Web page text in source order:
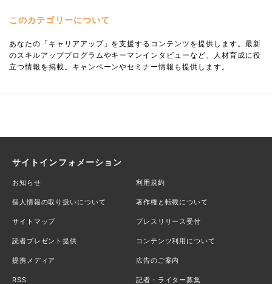
このカテゴリーについて
あなたの「キャリアアップ」を支援するコンテンツを提供します。最新
のスキルアッププログラムやキーマンインタビューなど、人材育成に役
立つ情報を掲載。キャンペーンやセミナー情報も提供します。
サイトインフォメーション
お知らせ 利用規約
個人情報の取り扱いについて 著作権と転載について
サイトマップ プレスリリース受付
読者プレゼント提供 コンテンツ利用について
提携メディア 広告のご案内
RSS 記者・ライター募集